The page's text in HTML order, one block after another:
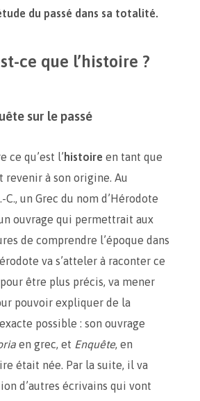
du passé dans sa totalité.
ce que l’histoire ?
sur le passé
ce qu’est l’ histoire en tant que
à son origine. Au
C., un Grec du nom d’Hérodote
ouvrage qui permettrait aux
de comprendre l’époque dans
va s’atteler à raconter ce
être plus précis, va mener
pouvoir expliquer de la
possible : son ouvrage
en grec, et Enquête, en
était née. Par la suite, il va
d’autres écrivains qui vont